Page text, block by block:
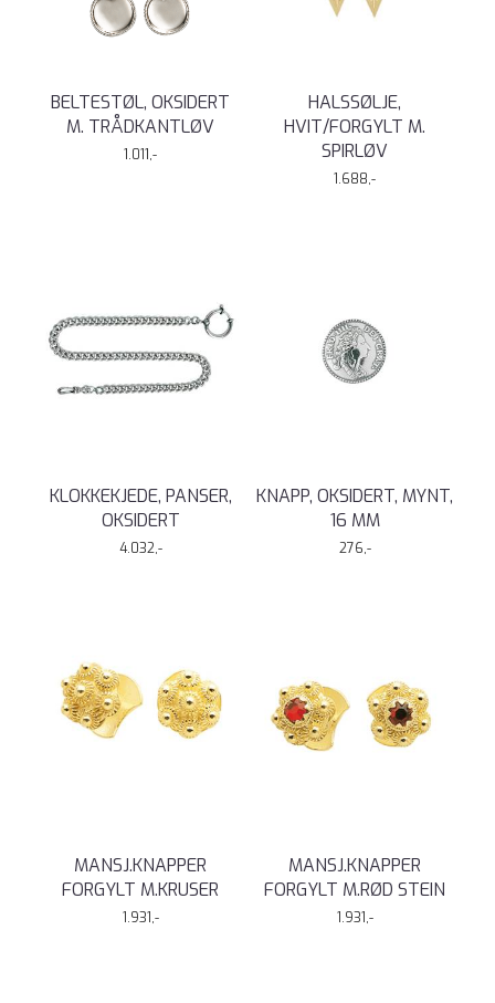
BELTESTØL, OKSIDERT
M. TRÅDKANTLØV
1.011,-
HALSSØLJE,
HVIT/FORGYLT M.
SPIRLØV
1.688,-
KLOKKEKJEDE, PANSER,
OKSIDERT
4.032,-
KNAPP, OKSIDERT, MYNT,
16 MM
276,-
MANSJ.KNAPPER
FORGYLT M.KRUSER
1.931,-
MANSJ.KNAPPER
FORGYLT M.RØD STEIN
1.931,-